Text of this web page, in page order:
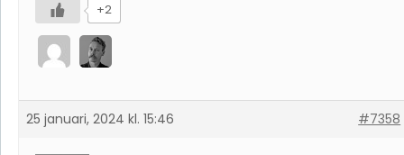
+2
25 januari, 2024 kl. 15:46 #7358